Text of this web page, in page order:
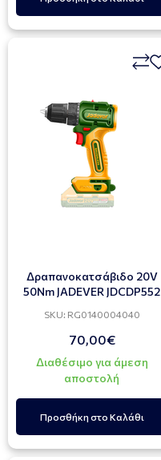
Δραπανοκατσάβιδο 20V
50Nm JADEVER JDCDP552
SKU: RG0140004040
70,00€
Διαθέσιμο για άμεση
αποστολή
Προσθήκη στο Καλάθι